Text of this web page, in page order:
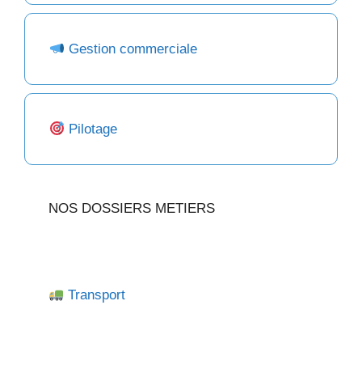
Gestion commerciale
Pilotage
NOS DOSSIERS METIERS
Transport